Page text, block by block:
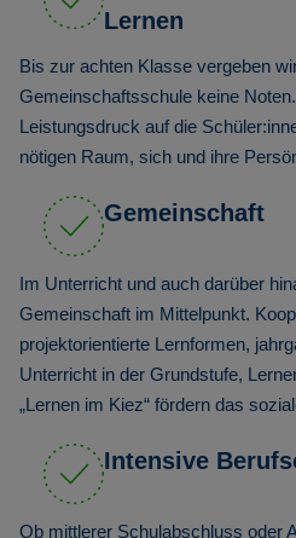
Lernen
Bis zur achten Klasse vergeben
Gemeinschaftsschule keine
Leistungsdruck auf die
nötigen Raum, sich und ihre
Gemeinschaft
Im Unterricht und auch darüber
Gemeinschaft im Mittelpunkt.
projektorientierte Lernformen,
Unterricht in der Grundstufe,
„Lernen im Kiez“ fördern das
Intensive
Ob mittlerer Schulabschluss oder